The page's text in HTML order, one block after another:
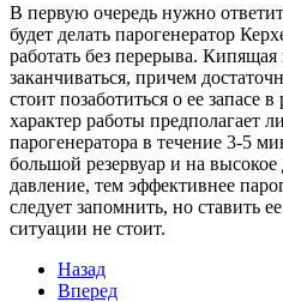
В первую очередь нужно
будет делать парогенератор
работать без перерыва.
заканчиваться, причем
стоит позаботиться о ее запасе
характер работы предполагает
парогенератора в течение 3-5
большой резервуар и на
давление, тем эффективнее
следует запомнить, но ставить
ситуации не стоит.
Назад
Вперед